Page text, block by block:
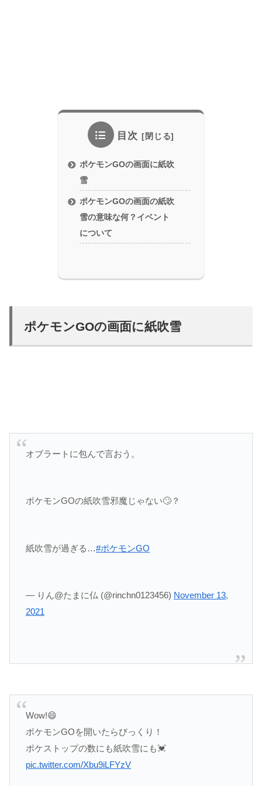
目次
ポケモンGOの画面に紙吹
雪
ポケモンGOの画面の紙吹
雪の意味な何？イベント
について
ポケモンGOの画面に紙吹雪
オブラートに包んで言おう。
ポケモンGOの紙吹雪邪魔じゃない🙄？
紙吹雪が過ぎる…#ポケモンGO
— りん@たまに仏 (@rinchn0123456) November 13,
2021
Wow!😄
ポケモンGOを開いたらびっくり！
ポケストップの数にも紙吹雪にも💓
pic.twitter.com/Xbu9iLFYzV